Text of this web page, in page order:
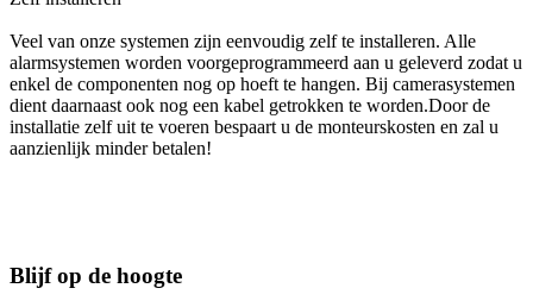
Veel van onze systemen zijn eenvoudig zelf te installeren. Alle
alarmsystemen worden voorgeprogrammeerd aan u geleverd zodat u
enkel de componenten nog op hoeft te hangen. Bij camerasystemen
dient daarnaast ook nog een kabel getrokken te worden.Door de
installatie zelf uit te voeren bespaart u de monteurskosten en zal u
aanzienlijk minder betalen!
Blijf op de hoogte